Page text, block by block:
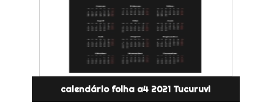
calendário folha a4 2021 Tucuruvi